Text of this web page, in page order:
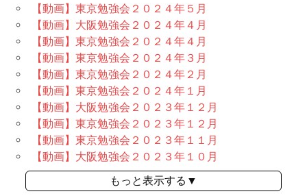
【動画】東京勉強会２０２４年５月
【動画】大阪勉強会２０２４年４月
【動画】東京勉強会２０２４年４月
【動画】東京勉強会２０２４年３月
【動画】東京勉強会２０２４年２月
【動画】東京勉強会２０２４年１月
【動画】大阪勉強会２０２３年１２月
【動画】東京勉強会２０２３年１２月
【動画】東京勉強会２０２３年１１月
【動画】大阪勉強会２０２３年１０月
もっと表示する▼